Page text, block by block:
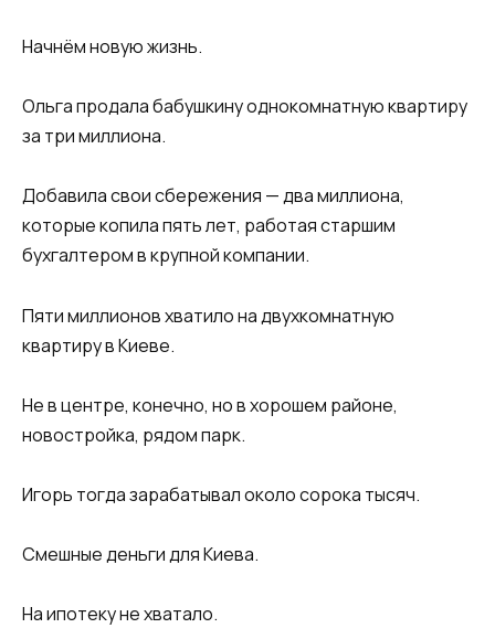
Начнём новую жизнь.
Ольга продала бабушкину однокомнатную квартиру
за три миллиона.
Добавила свои сбережения — два миллиона,
которые копила пять лет, работая старшим
бухгалтером в крупной компании.
Пяти миллионов хватило на двухкомнатную
квартиру в Киеве.
Не в центре, конечно, но в хорошем районе,
новостройка, рядом парк.
Игорь тогда зарабатывал около сорока тысяч.
Смешные деньги для Киева.
На ипотеку не хватало.